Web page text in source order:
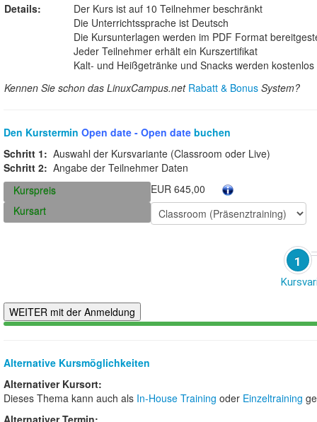
Details:
Der Kurs ist auf 10 Teilnehmer beschränkt
Die Unterrichtssprache ist Deutsch
Die Kursunterlagen werden im PDF Format
Jeder Teilnehmer erhält ein Kurszertifikat
Kalt- und Heißgetränke und Snacks werden
Kennen Sie schon das LinuxCampus.net Rabatt & Bonus System?
Den Kurstermin Open date - Open date buchen
Schritt 1: Auswahl der Kursvariante (Classroom oder Live)
Schritt 2: Angabe der Teilnehmer Daten
Kurspreis
EUR 645,00
Kursart
1
Alternative Kursmöglichkeiten
Alternativer Kursort:
Dieses Thema kann auch als In-House Training oder Einzeltraining
Alternativer Termin: